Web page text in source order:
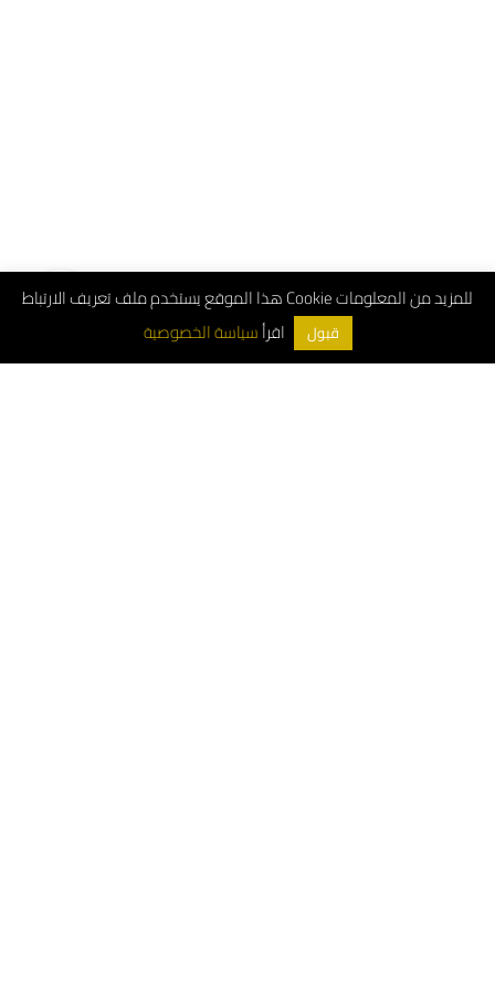
هذا الموقع يستخدم ملف تعريف الارتباط Cookie للمزيد من المعلومات
اقرأ
قبول